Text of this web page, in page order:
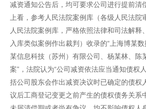
减资通知公告后，均可要求公司进行提前清
上看，参考人民法院案例库（各级人民法
人民法院案例库，严格依照法律和司法解释
入库类似案例作出裁判）收录的“上海博某
某信息科技（苏州）有限公司、杨某林、陈
案”，法院认为“公司减资依法应当通知债权
括公司股东会作出减资决议时已确定的债权
议后工商登记变更之前产生的债权债务关系